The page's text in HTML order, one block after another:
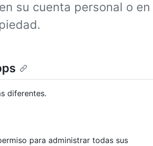
su cuenta personal o en
diferentes.
para administrar todas sus